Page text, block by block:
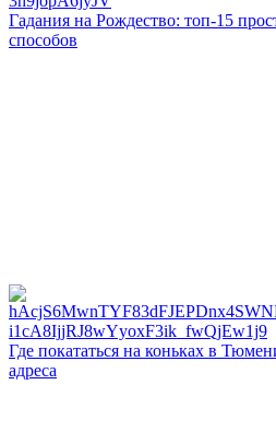
Гадания на Рождество: топ-15
способов
Где покататься на коньках в
адреса